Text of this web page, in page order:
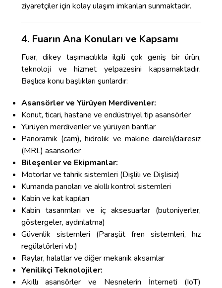
ziyaretçiler için kolay ulaşım imkanları sunmaktadır.
4. Fuarın Ana Konuları ve Kapsamı
Fuar, dikey taşımacılıkla ilgili çok geniş bir ürün,
teknoloji ve hizmet yelpazesini kapsamaktadır.
Başlıca konu başlıkları şunlardır:
Asansörler ve Yürüyen Merdivenler:
Konut, ticari, hastane ve endüstriyel tip asansörler
Yürüyen merdivenler ve yürüyen bantlar
Panoramik (cam), hidrolik ve makine daireli/dairesiz
(MRL) asansörler
Bileşenler ve Ekipmanlar:
Motorlar ve tahrik sistemleri (Dişlili ve Dişlisiz)
Kumanda panoları ve akıllı kontrol sistemleri
Kabin ve kat kapıları
Kabin tasarımları ve iç aksesuarlar (butoniyerler,
göstergeler, aydınlatma)
Güvenlik sistemleri (Paraşüt fren sistemleri, hız
regülatörleri vb.)
Raylar, halatlar ve diğer mekanik aksamlar
Yenilikçi Teknolojiler:
Akıllı asansörler ve Nesnelerin İnterneti (IoT)